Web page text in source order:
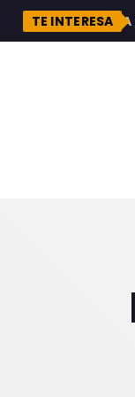
TE INTERESA
DESCUBRE LA